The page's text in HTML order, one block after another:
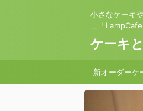
小さなケーキ
ェ「
ケーキ
新オーダーケ